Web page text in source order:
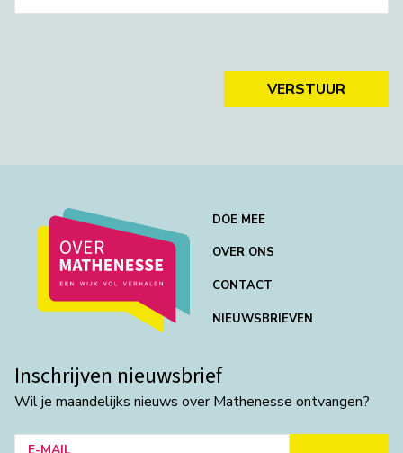
VERSTUUR
DOE MEE
OVER ONS
CONTACT
NIEUWSBRIEVEN
Inschrijven nieuwsbrief
Wil je maandelijks nieuws over Mathenesse ontvangen?